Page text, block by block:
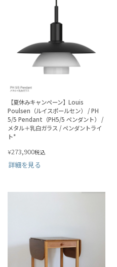
【夏休みキャンペーン】Louis
Poulsen（ルイスポールセン） / PH
5/5 Pendant（PH5/5 ペンダント） /
メタル＋乳白ガラス / ペンダントライ
ト*
¥273,900税込
詳細を見る